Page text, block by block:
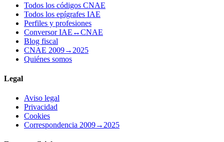
Todos los códigos CNAE
Todos los epígrafes IAE
Perfiles y profesiones
Conversor IAE↔CNAE
Blog fiscal
CNAE 2009→2025
Quiénes somos
Legal
Aviso legal
Privacidad
Cookies
Correspondencia 2009→2025